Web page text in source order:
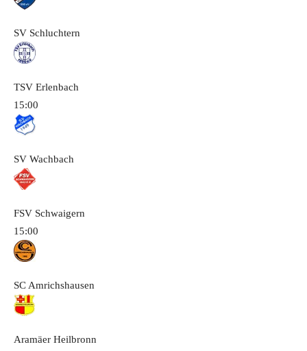
SV Schluchtern
TSV Erlenbach
15:00
SV Wachbach
FSV Schwaigern
15:00
SC Amrichshausen
Aramäer Heilbronn